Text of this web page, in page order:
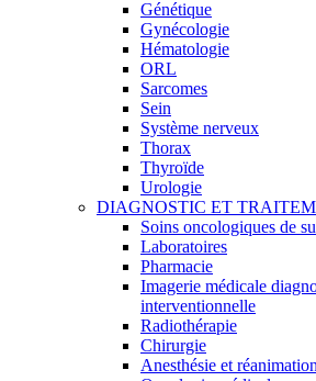
Génétique
Gynécologie
Hématologie
ORL
Sarcomes
Sein
Système nerveux
Thorax
Thyroïde
Urologie
DIAGNOSTIC ET
Soins oncologiques de
Laboratoires
Pharmacie
Imagerie médicale
interventionnelle
Radiothérapie
Chirurgie
Anesthésie et réanimation